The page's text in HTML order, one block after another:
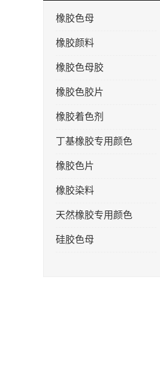
橡胶色母
橡胶颜料
橡胶色母胶
橡胶色胶片
橡胶着色剂
丁基橡胶专用颜色
橡胶色片
橡胶染料
天然橡胶专用颜色
硅胶色母